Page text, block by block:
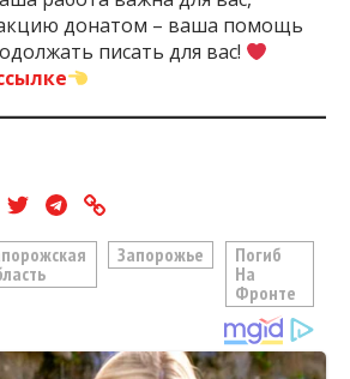
донатом – ваша помощь
писать для вас!
Запорожье
Погиб
На
Фронте